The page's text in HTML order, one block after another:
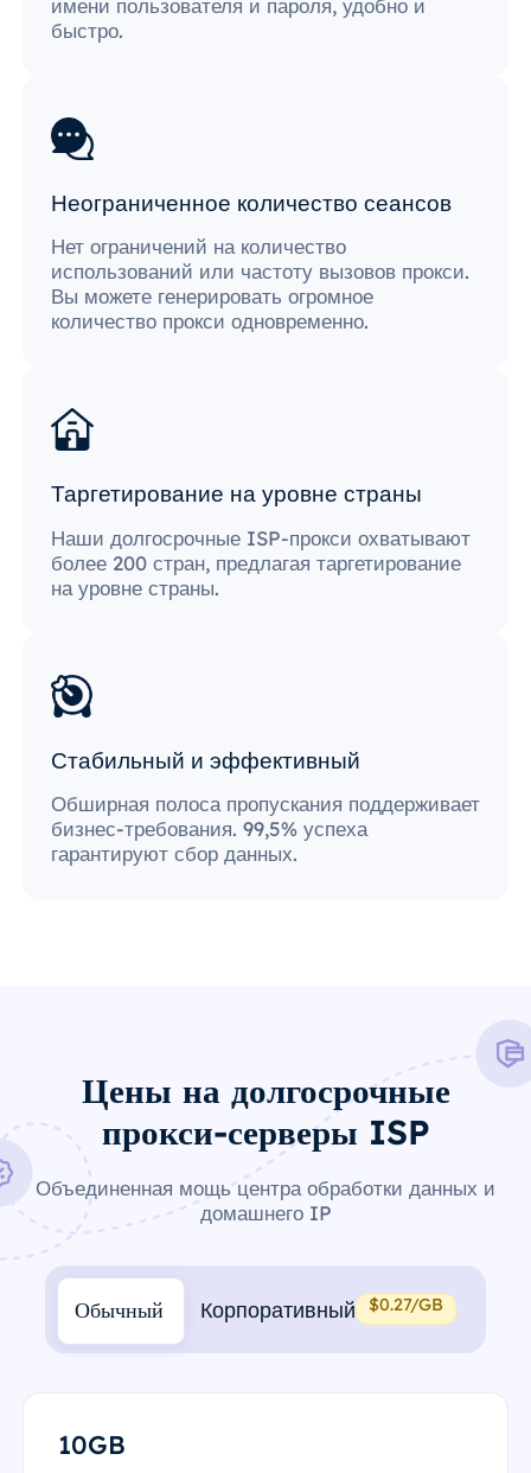
быстро.
Неограниченное количество сеансов
Нет ограничений на количество
использований или частоту вызовов прокси.
Вы можете генерировать огромное
количество прокси одновременно.
Таргетирование на уровне страны
Наши долгосрочные ISP-прокси охватывают
более 200 стран, предлагая таргетирование
на уровне страны.
Стабильный и эффективный
Обширная полоса пропускания поддерживает
бизнес-требования. 99,5% успеха
гарантируют сбор данных.
Цены на долгосрочные
прокси-серверы ISP
Объединенная мощь центра обработки данных и
домашнего IP
Обычный Корпоративный $0.27/GB
10GB